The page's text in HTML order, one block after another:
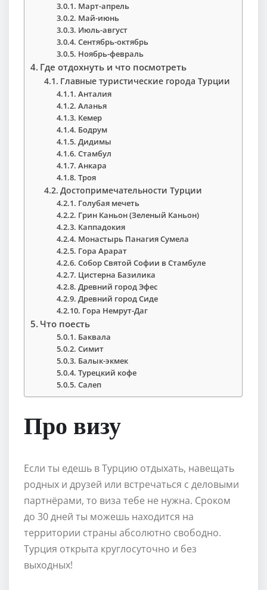
Март-апрель
Май-июнь
Июль-август
Сентябрь-октябрь
Ноябрь-февраль
Где отдохнуть и что посмотреть
Главные туристические города Турции
Анталия
Аланья
Кемер
Бодрум
Дидимы
Стамбул
Анкара
Троя
Достопримечательности Турции
Голубая мечеть
Грин Каньон (Зеленый Каньон)
Каппадокия
Монастырь Панагия Сумела
Гора Арарат
Собор Святой Софии в Стамбуле
Цистерна Базилика
Древний город Эфес
Древний город Сиде
Гора Немрут-Даг
Что поесть
Баквала
Симит
Балык-экмек
Турецкий кофе
Салеп
Про визу
Если ты едешь в Турцию отдыхать, навещать
родных и друзей или встречаться с деловыми
партнёрами, то виза тебе не нужна. Сроком
до 30 дней ты можешь находится на
территории страны абсолютно свободно.
Турция открыта круглосуточно и без
выходных!